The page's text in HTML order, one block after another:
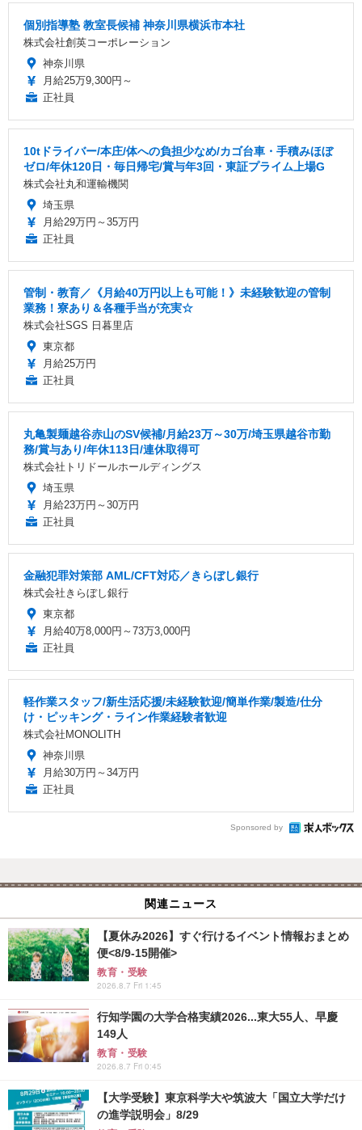
個別指導塾 教室長候補 神奈川県横浜市本社
株式会社創英コーポレーション
神奈川県
月給25万9,300円～
正社員
10tドライバー/本庄/体への負担少なめ/カゴ台車・手積みほぼ
ゼロ/年休120日・毎日帰宅/賞与年3回・東証プライム上場G
株式会社丸和運輸機関
埼玉県
月給29万円～35万円
正社員
管制・教育／《月給40万円以上も可能！》未経験歓迎の管制
業務！寮あり＆各種手当が充実☆
株式会社SGS 日暮里店
東京都
月給25万円
正社員
丸亀製麺越谷赤山のSV候補/月給23万～30万/埼玉県越谷市勤
務/賞与あり/年休113日/連休取得可
株式会社トリドールホールディングス
埼玉県
月給23万円～30万円
正社員
金融犯罪対策部 AML/CFT対応／きらぼし銀行
株式会社きらぼし銀行
東京都
月給40万8,000円～73万3,000円
正社員
軽作業スタッフ/新生活応援/未経験歓迎/簡単作業/製造/仕分
け・ピッキング・ライン作業経験者歓迎
株式会社MONOLITH
神奈川県
月給30万円～34万円
正社員
Sponsored by
関連ニュース
【夏休み2026】すぐ行けるイベント情報おまとめ
便<8/9-15開催>
教育・受験
2026.8.7 Fri 1:45
行知学園の大学合格実績2026...東大55人、早慶
149人
教育・受験
2026.8.7 Fri 0:45
【大学受験】東京科学大や筑波大「国立大学だけ
の進学説明会」8/29